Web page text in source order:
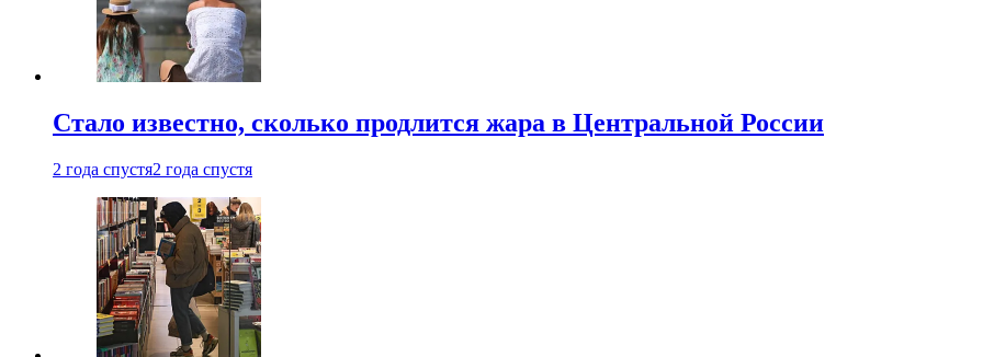
Стало известно, сколько продлится жара в Центральной России
2 года спустя2 года спустя